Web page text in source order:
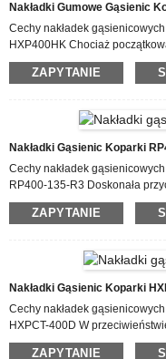
Nakładki Gumowe Gąsienic
Cechy nakładek
HXP400HK Chociaż
koparek z zatrzaskiem może
ich długoterminowe
rolek, kół napinających i kół
metalowych nakładek
potrzebę częstego napinania
ZAPYTANIE
Nakładki Gąsienic Koparki
Cechy nakładek
RP400-135-R3 Doskonała
na różnych nawierzchniach,
głównych zalet. Specjalny
nawierzchniach, zapobiegając
idealnie nadają się do budowy
uszkadzają wykończonych
ZAPYTANIE
Nakładki Gąsienic Koparki
Cechy nakładek
HXPCT-400D W
nakładki gąsienicowe do
ZAPYTANIE